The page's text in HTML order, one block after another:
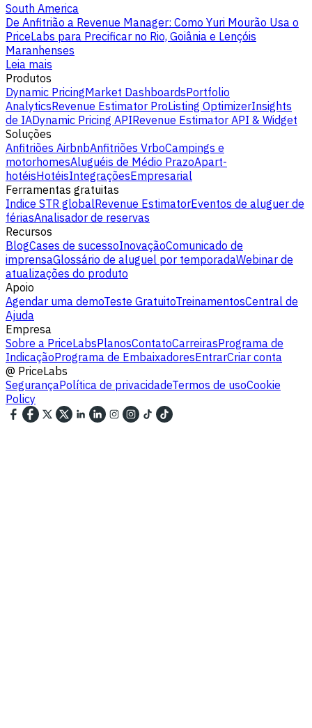
South America
De Anfitrião a Revenue Manager: Como Yuri Mourão Usa o
PriceLabs para Precificar no Rio, Goiânia e Lençóis
Maranhenses
Leia mais
Produtos
Dynamic PricingMarket DashboardsPortfolio
AnalyticsRevenue Estimator ProListing OptimizerInsights
de IADynamic Pricing APIRevenue Estimator API & Widget
Soluções
Anfitriões AirbnbAnfitriões VrboCampings e
motorhomesAluguéis de Médio PrazoApart-
hotéisHotéisIntegraçõesEmpresarial
Ferramentas gratuitas
Indice STR globalRevenue EstimatorEventos de aluguer de
fériasAnalisador de reservas
Recursos
BlogCases de sucessoInovaçãoComunicado de
imprensaGlossário de aluguel por temporadaWebinar de
atualizações do produto
Apoio
Agendar uma demoTeste GratuitoTreinamentosCentral de
Ajuda
Empresa
Sobre a PriceLabsPlanosContatoCarreirasPrograma de
IndicaçãoPrograma de EmbaixadoresEntrarCriar conta
@ PriceLabs
SegurançaPolítica de privacidadeTermos de usoCookie
Policy